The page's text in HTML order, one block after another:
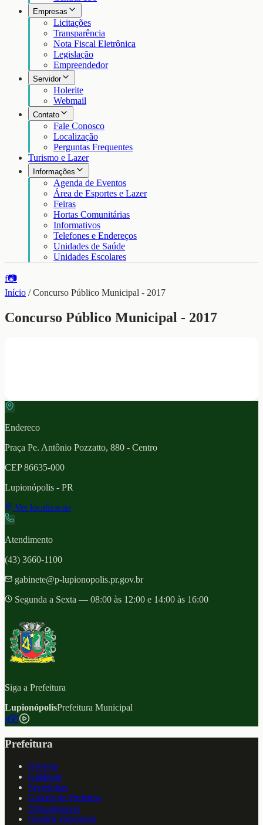
Empresas
Licitações
Transparência
Nota Fiscal Eletrônica
Legislação
Empreendedor
Servidor
Holerite
Webmail
Contato
Fale Conosco
Localização
Perguntas Frequentes
Turismo e Lazer
Informações
Agenda de Eventos
Área de Esportes e Lazer
Feiras
Hortas Comunitárias
Informativos
Telefones e Endereços
Unidades de Saúde
Unidades Escolares
f📷
Início /Concurso Público Municipal - 2017
Concurso Público Municipal - 2017
Endereco
Praça Pe. Antônio Pozzatto, 880 - Centro
CEP86635-000
Lupionópolis - PR
Ver localizacao
Atendimento
(43) 3660-1100
gabinete@p-lupionopolis.pr.gov.br
Segunda a Sexta — 08:00 às 12:00 e 14:00 às 16:00
Siga a Prefeitura
LupionópolisPrefeitura Municipal
f
Prefeitura
Historia
Gabinete
Secretarias
Galeria de Prefeitos
Organograma
Quadro Funcional